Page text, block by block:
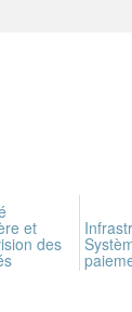
et
des